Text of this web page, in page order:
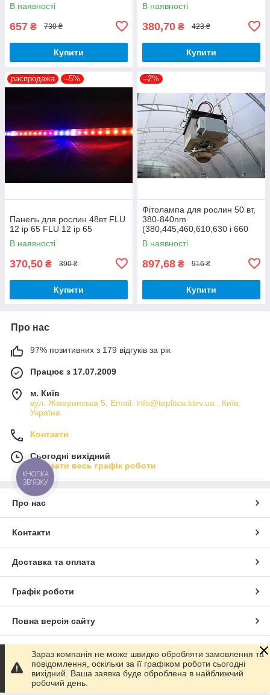
В наявності
657 ₴ 730 ₴
Купити
В наявності
380,70 ₴ 423 ₴
Купити
распродажа –5%
Панель для рослин 48вт FLU
12 ip 65 FLU 12 ip 65
В наявності
370,50 ₴ 390 ₴
Купити
–2%
Фітолампа для рослин 50 вт,
380-840nm
(380,445,460,610,630 і 660
nm) з лінзою 60 градусів (Full
Spectrum)
В наявності
897,68 ₴ 916 ₴
Купити
Про нас
97% позитивних з 179 відгуків за рік
Працює з 17.07.2009
м. Київ
вул. Жмеринська 5, Email: info@teplitca.kiev.ua , Київ,
Україна
Контакти
Сьогодні вихідний
Показати весь графік роботи
Про нас
Контакти
Доставка та оплата
Графік роботи
Повна версія сайту
Сайт створено на маркетплейсі Prom.ua
Політика конфіденційності
Зараз компанія не може швидко обробляти замовлення та
повідомлення, оскільки за її графіком роботи сьогодні
вихідний. Ваша заявка буде оброблена в найближчий
робочий день.
КНОПКА
ЗВ'ЯЗКУ